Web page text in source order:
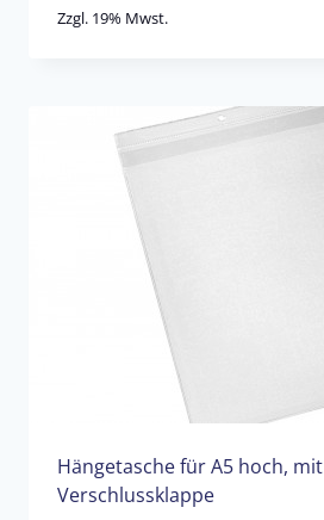
Zzgl. 19% Mwst.
Hängetasche für A5 hoch, mit
Verschlussklappe